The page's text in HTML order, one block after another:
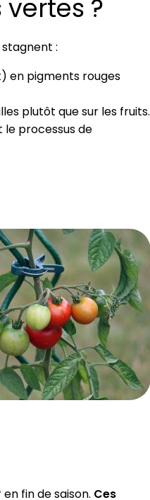
?
:
en pigments rouges
plutôt que sur les fruits.
le processus de
fin de saison. Ces